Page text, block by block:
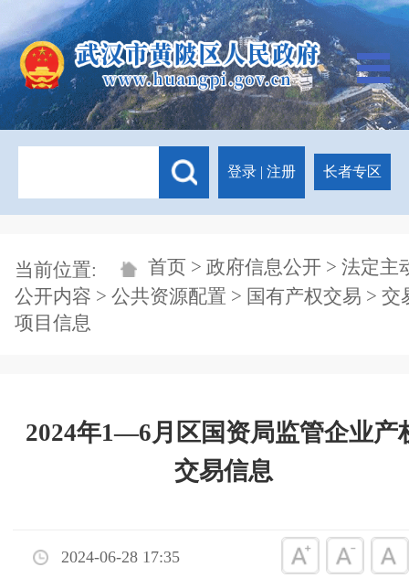
登录 | 注册 长者专区
当前位置: 首页 > 政府信息公开 > 法定主
公开内容 > 公共资源配置 > 国有产权交易 > 交
项目信息
2024年1—6月区国资局监管企业产
交易信息
2024-06-28 17:35